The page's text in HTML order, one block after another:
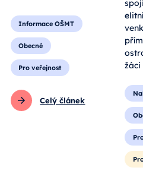
Informace OŠMT
Obecné
Pro veřejnost
Celý článek
žáci